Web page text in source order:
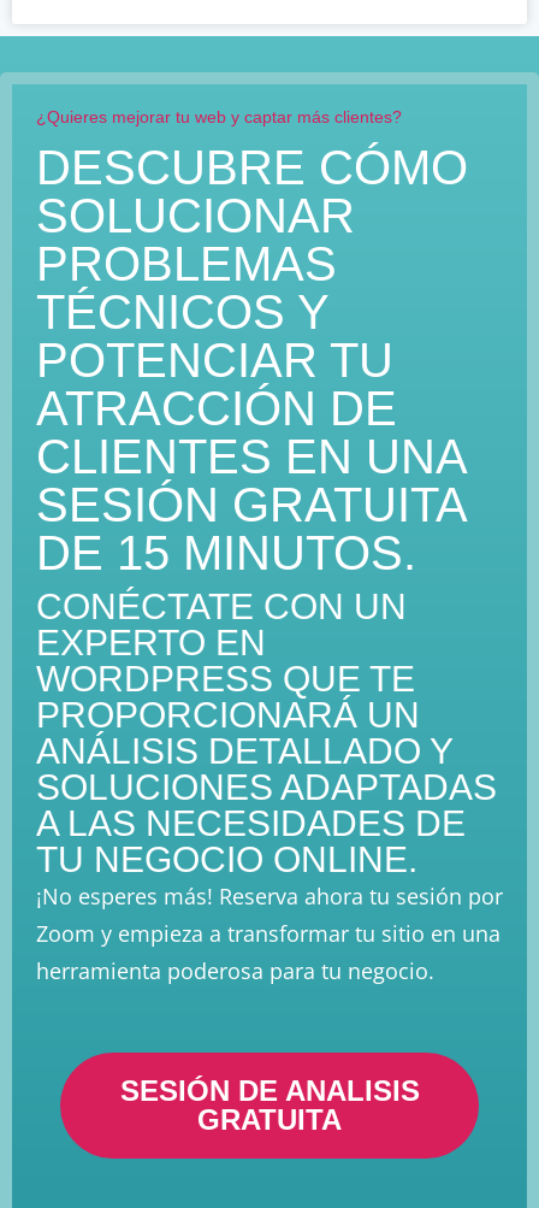
¿Quieres mejorar tu web y captar más clientes?
DESCUBRE CÓMO
SOLUCIONAR
PROBLEMAS
TÉCNICOS Y
POTENCIAR TU
ATRACCIÓN DE
CLIENTES EN UNA
SESIÓN GRATUITA
DE 15 MINUTOS.
CONÉCTATE CON UN
EXPERTO EN
WORDPRESS QUE TE
PROPORCIONARÁ UN
ANÁLISIS DETALLADO Y
SOLUCIONES ADAPTADAS
A LAS NECESIDADES DE
TU NEGOCIO ONLINE.
¡No esperes más! Reserva ahora tu sesión por
Zoom y empieza a transformar tu sitio en una
herramienta poderosa para tu negocio.
SESIÓN DE ANALISIS
GRATUITA